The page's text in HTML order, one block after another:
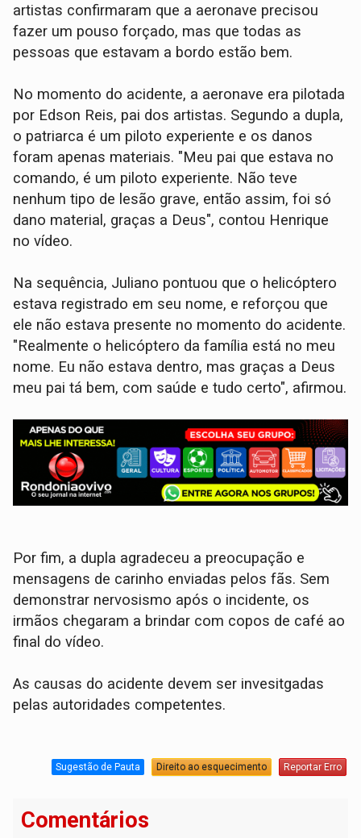
artistas confirmaram que a aeronave precisou
fazer um pouso forçado, mas que todas as
pessoas que estavam a bordo estão bem.
No momento do acidente, a aeronave era pilotada
por Edson Reis, pai dos artistas. Segundo a dupla,
o patriarca é um piloto experiente e os danos
foram apenas materiais. "Meu pai que estava no
comando, é um piloto experiente. Não teve
nenhum tipo de lesão grave, então assim, foi só
dano material, graças a Deus", contou Henrique
no vídeo.
Na sequência, Juliano pontuou que o helicóptero
estava registrado em seu nome, e reforçou que
ele não estava presente no momento do acidente.
"Realmente o helicóptero da família está no meu
nome. Eu não estava dentro, mas graças a Deus
meu pai tá bem, com saúde e tudo certo", afirmou.
Por fim, a dupla agradeceu a preocupação e
mensagens de carinho enviadas pelos fãs. Sem
demonstrar nervosismo após o incidente, os
irmãos chegaram a brindar com copos de café ao
final do vídeo.
As causas do acidente devem ser invesitgadas
pelas autoridades competentes.
Sugestão de Pauta Direito ao esquecimento Reportar Erro
Comentários